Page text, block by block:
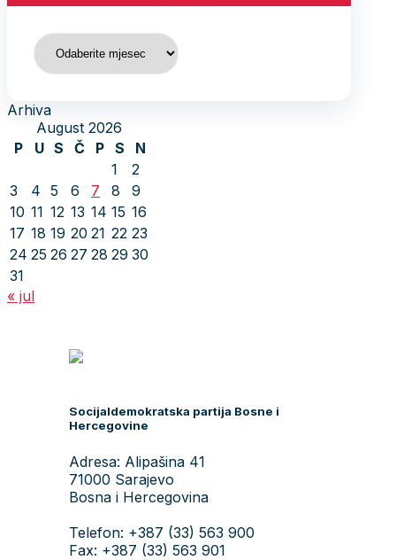
Arhiva
Arhiva
August 2026
P
U S Č P S
N
1
2
3
4 5 6 7 8
9
10 11 12 13 14 15 16
17 18 19 20 21 22 23
24 25 26 27 28 29 30
31
« jul
Socijaldemokratska partija Bosne i
Hercegovine
Adresa: Alipašina 41
71000 Sarajevo
Bosna i Hercegovina
Telefon: +387 (33) 563 900
Fax: +387 (33) 563 901